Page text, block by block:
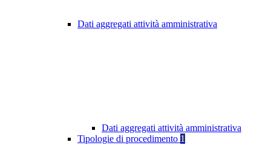
Dati aggregati attività amministrativa
Dati aggregati attività amministrativa
Tipologie di procedimento 1